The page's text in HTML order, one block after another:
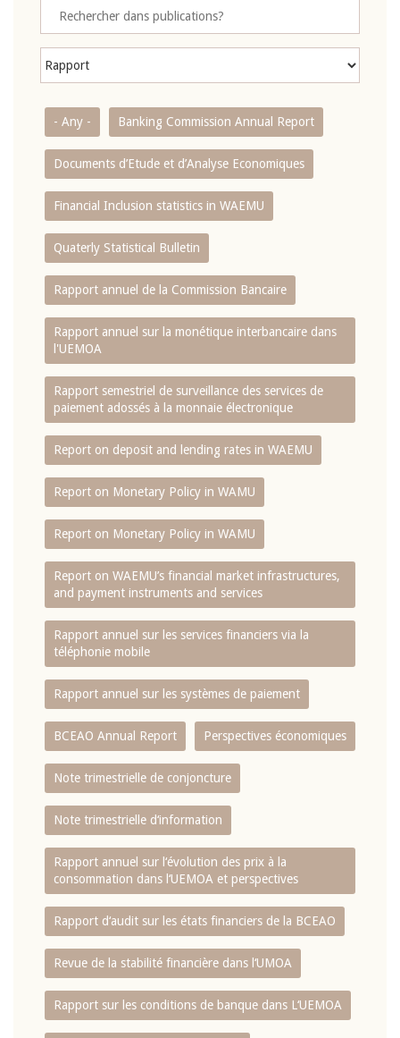
- Any - Banking Commission Annual Report
Documents d’Etude et d’Analyse Economiques
Financial Inclusion statistics in WAEMU
Quaterly Statistical Bulletin
Rapport annuel de la Commission Bancaire
Rapport annuel sur la monétique interbancaire dans
l'UEMOA
Rapport semestriel de surveillance des services de
paiement adossés à la monnaie électronique
Report on deposit and lending rates in WAEMU
Report on Monetary Policy in WAMU
Report on Monetary Policy in WAMU
Report on WAEMU’s financial market infrastructures,
and payment instruments and services
Rapport annuel sur les services financiers via la
téléphonie mobile
Rapport annuel sur les systèmes de paiement
BCEAO Annual Report Perspectives économiques
Note trimestrielle de conjoncture
Note trimestrielle d‘information
Rapport annuel sur l‘évolution des prix à la
consommation dans l‘UEMOA et perspectives
Rapport d‘audit sur les états financiers de la BCEAO
Revue de la stabilité financière dans l‘UMOA
Rapport sur les conditions de banque dans L‘UEMOA